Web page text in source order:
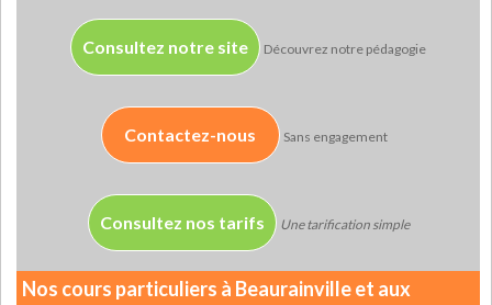
Consultez notre site Découvrez notre pédagogie
Contactez-nous Sans engagement
Consultez nos tarifs Une tarification simple
Nos cours particuliers à Beaurainville et aux